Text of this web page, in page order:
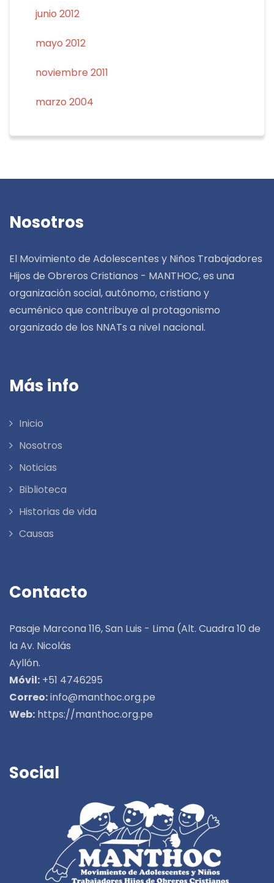
junio 2012
mayo 2012
noviembre 2011
marzo 2004
Nosotros
El Movimiento de Adolescentes y Niños Trabajadores
Hijos de Obreros Cristianos - MANTHOC, es una
organización social, autónomo, cristiano y
ecuménico que contribuye al protagonismo
organizado de los NNATs a nivel nacional.
Más info
Inicio
Nosotros
Noticias
Biblioteca
Historias de vida
Causas
Contacto
Pasaje Marcona 116, San Luis - Lima (Alt. Cuadra 10 de
la Av. Nicolás
Ayllón.
Móvil: +51 4746295
Correo:info@manthoc.org.pe
Web: https://manthoc.org.pe
Social